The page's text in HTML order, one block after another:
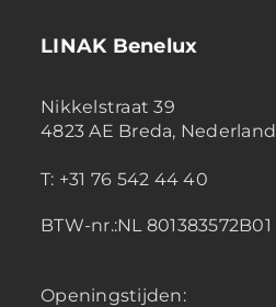
LINAK Benelux
Nikkelstraat 39
4823 AE Breda, Nederland
T: +31 76 542 44 40
BTW-nr.:NL 801383572B01
Openingstijden: